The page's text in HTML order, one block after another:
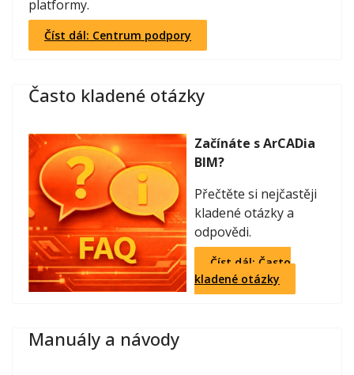
platformy.
Číst dál: Centrum podpory
Často kladené otázky
Začínáte s ArCADia
BIM?
Přečtěte si nejčastěji
kladené otázky a
odpovědi.
Číst dál: Často
kladené otázky
Manuály a návody